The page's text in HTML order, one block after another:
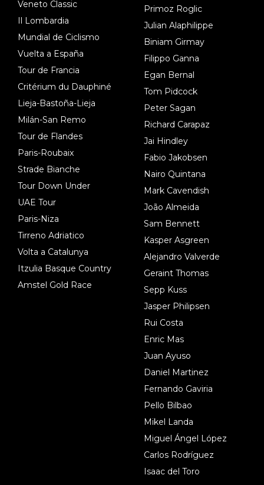
Veneto Classic
Il Lombardia
Mundial de Ciclismo
Vuelta a España
Tour de Francia
Critérium du Dauphiné
Lieja-Bastoña-Lieja
Milán-San Remo
Tour de Flandes
Paris-Roubaix
Strade Bianche
Tour Down Under
UAE Tour
Paris-Niza
Tirreno Adriatico
Volta a Catalunya
Itzulia Basque Country
Amstel Gold Race
Primoz Roglic
Julian Alaphilippe
Biniam Girmay
Filippo Ganna
Egan Bernal
Tom Pidcock
Peter Sagan
Richard Carapaz
Jai Hindley
Fabio Jakobsen
Nairo Quintana
Mark Cavendish
João Almeida
Sam Bennett
Kasper Asgreen
Alejandro Valverde
Geraint Thomas
Sepp Kuss
Jasper Philipsen
Rui Costa
Enric Mas
Juan Ayuso
Daniel Martinez
Fernando Gaviria
Pello Bilbao
Mikel Landa
Miguel Ángel López
Carlos Rodríguez
Isaac del Toro